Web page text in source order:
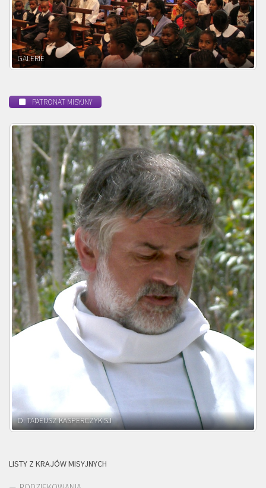
POWOŁANIE MISYJNE
PATRONAT MISYJNY
O. ADNRZEJ LEŚNIARA SJ
LISTY Z KRAJÓW MISYJNYCH